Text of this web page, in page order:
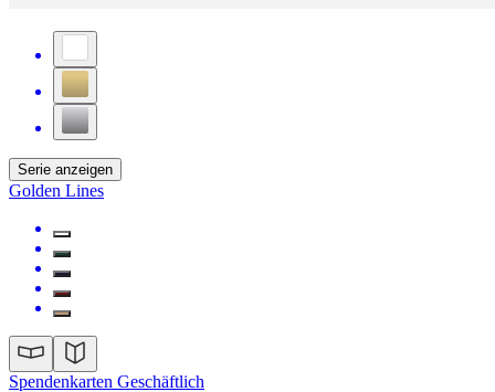
Serie anzeigen
Golden Lines
Spendenkarten Geschäftlich